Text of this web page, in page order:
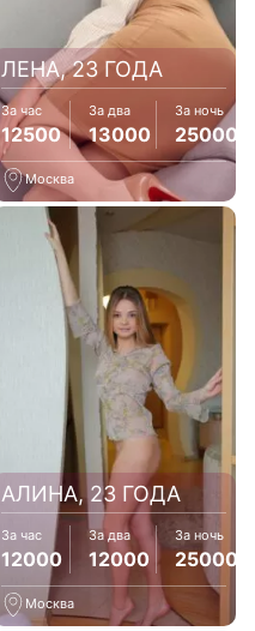
ЛЕНА, 23 ГОДА
За час
12500
За два
13000
За ночь
25000
Москва
АЛИНА, 23 ГОДА
За час
12000
За два
12000
За ночь
25000
Москва